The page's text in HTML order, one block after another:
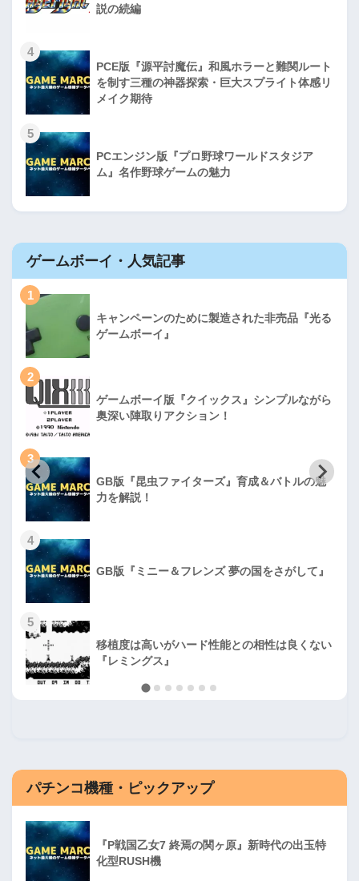
説の続編
4
PCE版『源平討魔伝』和風ホラーと難関ルート
を制す三種の神器探索・巨大スプライト体感リ
メイク期待
5
PCエンジン版『プロ野球ワールドスタジア
ム』名作野球ゲームの魅力
ゲームボーイ・人気記事
1
キャンペーンのために製造された非売品『光る
ゲームボーイ』
2
ゲームボーイ版『クイックス』シンプルながら
奥深い陣取りアクション！
3
GB版『昆虫ファイターズ』育成＆バトルの魅
力を解説！
4
GB版『ミニー＆フレンズ 夢の国をさがして』
5
移植度は高いがハード性能との相性は良くない
『レミングス』
パチンコ機種・ピックアップ
『P戦国乙女7 終焉の関ヶ原』新時代の出玉特
化型RUSH機